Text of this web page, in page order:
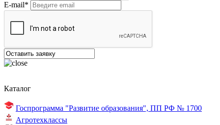
E-mail*
Каталог
Госпрограмма "Развитие образования", ПП РФ № 1700
Агротехклассы